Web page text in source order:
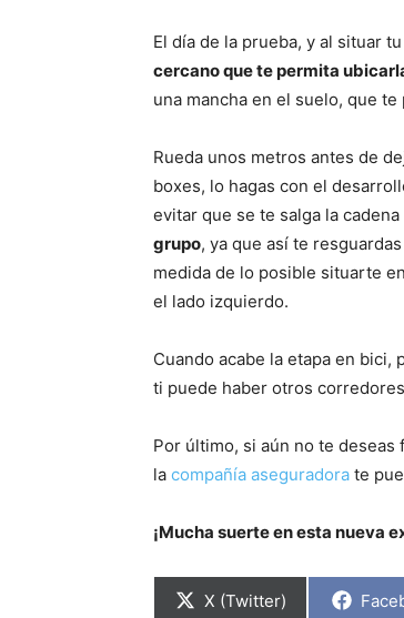
El día de la prueba, y al situar
cercano que te permita
una mancha en el suelo, que
Rueda unos metros antes de
boxes, lo hagas con el
evitar que se te salga la
grupo, ya que así te
medida de lo posible situarte
el lado izquierdo.
Cuando acabe la etapa en bici,
ti puede haber otros
Por último, si aún no te
la compañía aseguradora te
¡Mucha suerte en esta nueva
Compartir
X (Twitter)